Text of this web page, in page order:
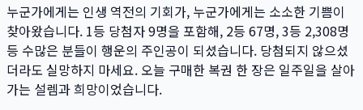
누군가에게는 인생 역전의 기회가, 누군가에게는 소소한 기쁨이
찾아왔습니다. 1등 당첨자9명을 포함해, 2등 67명, 3등 2,308명
등 수많은 분들이 행운의 주인공이 되셨습니다. 당첨되지 않으셨
더라도 실망하지 마세요. 오늘 구매한 복권 한 장은 일주일을 살아
가는 설렘과 희망이었습니다.